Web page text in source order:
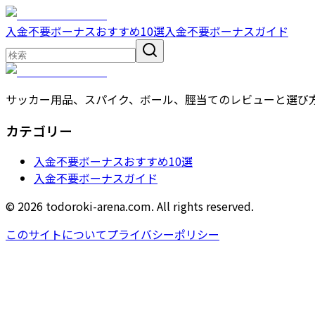
入金不要ボーナスおすすめ10選入金不要ボーナスガイド
サッカー用品、スパイク、ボール、脛当てのレビューと選び
カテゴリー
入金不要ボーナスおすすめ10選
入金不要ボーナスガイド
© 2026 todoroki-arena.com. All rights reserved.
このサイトについてプライバシーポリシー